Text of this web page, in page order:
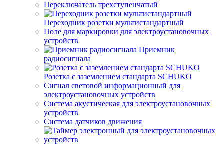
Переключатель трехступенчатый
Переходник розетки мультистандартный
Поле для маркировки для электроустановочных
устройств
Приемник
радиосигнала
Розетка с заземлением стандарта SCHUKO
Сигнал световой информационный для
электроустановочных устройств
Система акустическая для электроустановочных
устройств
Система датчиков движения